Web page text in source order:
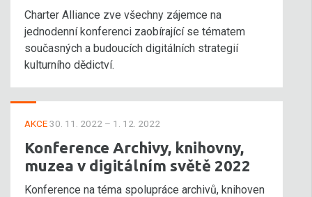
Charter Alliance zve všechny zájemce na
jednodenní konferenci zaobírající se tématem
současných a budoucích digitálních strategií
kulturního dědictví.
AKCE30. 11. 2022 – 1. 12. 2022
Konference Archivy, knihovny,
muzea v digitálním světě 2022
Konference na téma spolupráce archivů, knihoven